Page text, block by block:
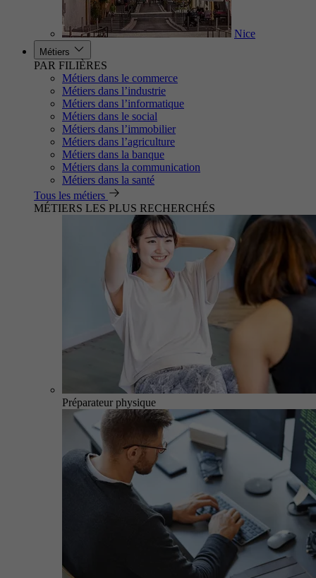
Nice
Métiers
PAR FILIÈRES
Métiers dans le commerce
Métiers dans l’industrie
Métiers dans l’informatique
Métiers dans le social
Métiers dans l’immobilier
Métiers dans l’agriculture
Métiers dans la banque
Métiers dans la communication
Métiers dans la santé
Tous les métiers
MÉTIERS LES PLUS RECHERCHÉS
Préparateur physique